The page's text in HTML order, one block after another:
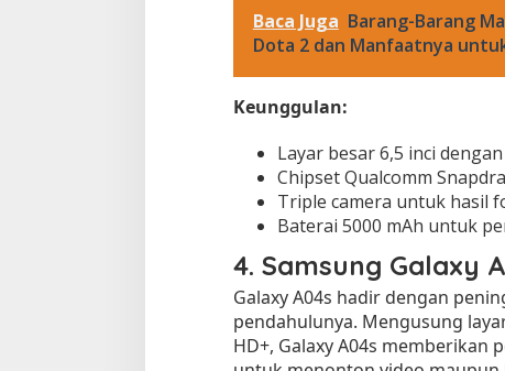
Baca Juga Barang-Barang
Dota 2 dan Manfaatnya
Keunggulan:
Layar besar 6,5 inci
Chipset Qualcomm
Triple camera untuk hasil
Baterai 5000 mAh untuk
4. Samsung Galaxy
Galaxy A04s hadir dengan
pendahulunya. Mengusung
HD+, Galaxy A04s memberikan